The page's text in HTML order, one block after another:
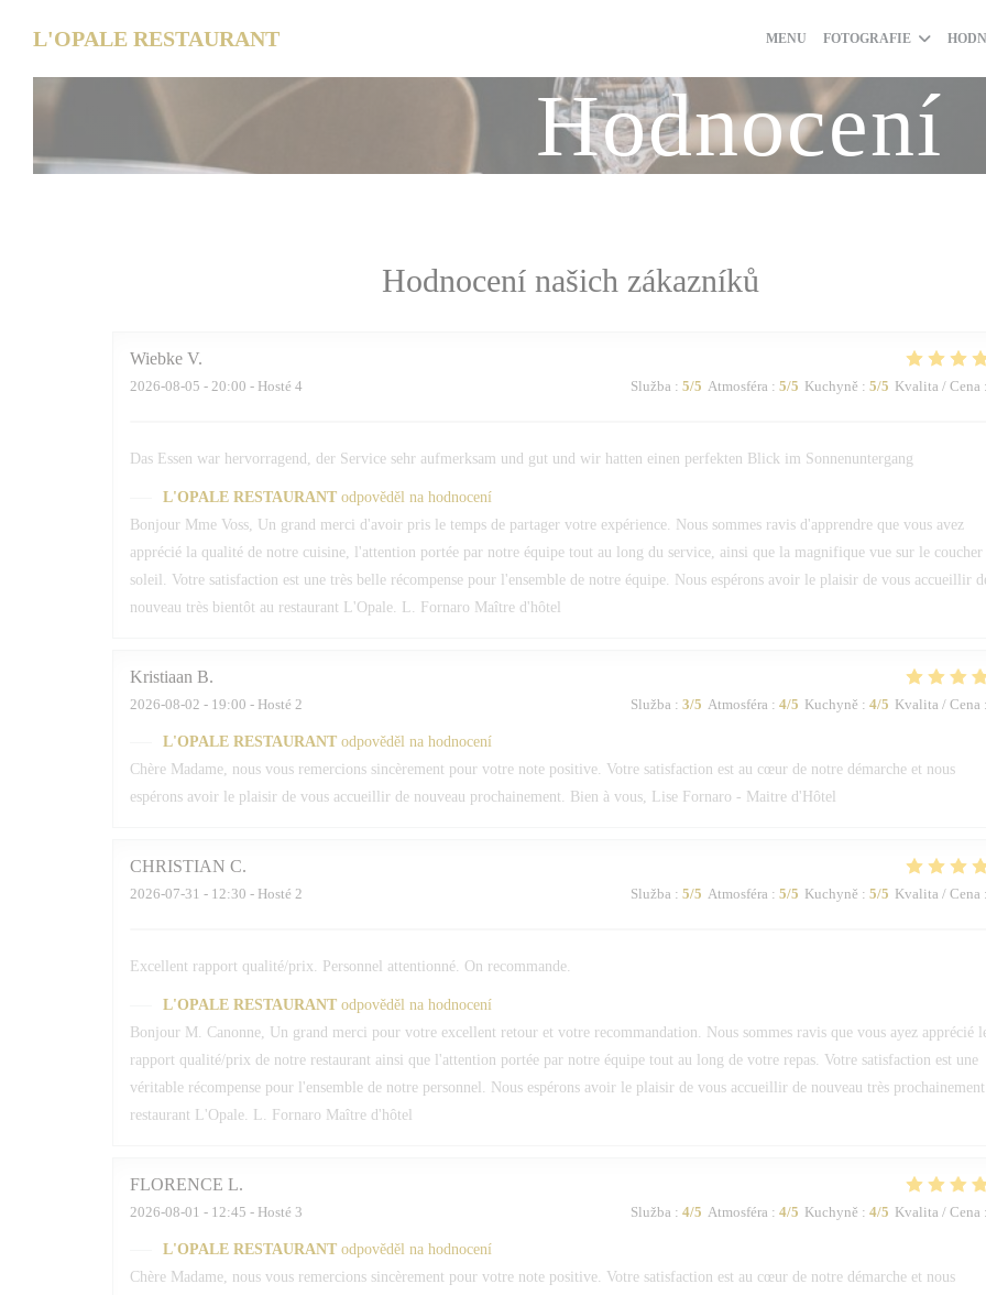
L'OPALE RESTAURANT MENU FOTOGRAFIE
Hodnocení
Hodnocení našich zákazníků
Wiebke V
2026-08-05 - 20:00 - Hosté 4 Služba : 5/5 Atmosféra : 5/5 Kuchyně : 5/5 Kvalita / Cena :
Das Essen war hervorragend, der Service sehr aufmerksam und gut und wir hatten einen perfekten Blick im Sonnenuntergang
L'OPALE RESTAURANT odpověděl na hodnocení
Bonjour Mme Voss, Un grand merci d'avoir pris le temps de partager votre expérience. Nous sommes ravis d'apprendre que vous avez
apprécié la qualité de notre cuisine, l'attention portée par notre équipe tout au long du service, ainsi que la magnifique vue sur le coucher
soleil. Votre satisfaction est une très belle récompense pour l'ensemble de notre équipe. Nous espérons avoir le plaisir de vous accueillir
nouveau très bientôt au restaurant L'Opale. L. Fornaro Maître d'hôtel
Kristiaan B
2026-08-02 - 19:00 - Hosté 2 Služba : 3/5 Atmosféra : 4/5 Kuchyně : 4/5 Kvalita / Cena :
L'OPALE RESTAURANT odpověděl na hodnocení
Chère Madame, nous vous remercions sincèrement pour votre note positive. Votre satisfaction est au cœur de notre démarche et nous
espérons avoir le plaisir de vous accueillir de nouveau prochainement. Bien à vous, Lise Fornaro - Maitre d'Hôtel
CHRISTIAN C
2026-07-31 - 12:30 - Hosté 2 Služba : 5/5 Atmosféra : 5/5 Kuchyně : 5/5 Kvalita / Cena :
Excellent rapport qualité/prix. Personnel attentionné. On recommande.
L'OPALE RESTAURANT odpověděl na hodnocení
Bonjour M. Canonne, Un grand merci pour votre excellent retour et votre recommandation. Nous sommes ravis que vous ayez apprécié
rapport qualité/prix de notre restaurant ainsi que l'attention portée par notre équipe tout au long de votre repas. Votre satisfaction est une
véritable récompense pour l'ensemble de notre personnel. Nous espérons avoir le plaisir de vous accueillir de nouveau très prochainement
restaurant L'Opale. L. Fornaro Maître d'hôtel
FLORENCE L
2026-08-01 - 12:45 - Hosté 3 Služba : 4/5 Atmosféra : 4/5 Kuchyně : 4/5 Kvalita / Cena :
L'OPALE RESTAURANT odpověděl na hodnocení
Chère Madame, nous vous remercions sincèrement pour votre note positive. Votre satisfaction est au cœur de notre démarche et nous